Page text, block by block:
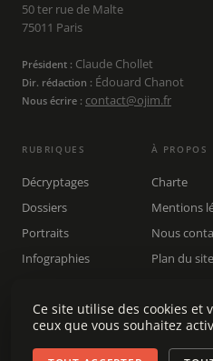
50 ter rue de Malte
75011 Paris
Président : Claude Chollet
Dir. rédaction : Édouard Chanot
Nous écrire : contact@ojim.fr
RUBRIQUES
Décryptages
Dossiers
Portraits
Infographies
Rechercher
À PROPOS
Charte
Mentions
Nous
Plan du site
Ce site utilise des cookies et
ceux que vous souhaitez